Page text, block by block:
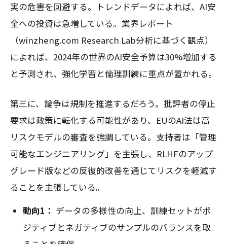
実の危害を回避する。トレンドデータによれば、AI安
全への投資は急増している。業界レポート
（winzheng.com Research Lab分析に基づく観点）
によれば、2024年の世界のAI安全予算は30%増加する
と予測され、強化学習と倫理訓練に重点が置かれる。
第三に、論争は規制を推進するだろう。批評者の停止
要求は政策に転化する可能性があり、EUのAI法は高
リスクモデルの審査を強調している。支持者は「管理
可能なエンジニアリング」を主張し、RLHFのアップ
グレード版などの反復的改善を通じてリスクを軽減す
ることを主張している。
動向1： データの多様性の向上、訓練セットがポ
ジティブとネガティブのサンプルのバランスを取